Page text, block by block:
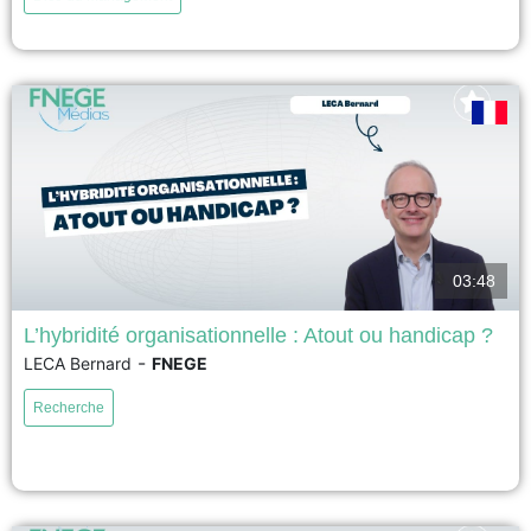
voir
17ème Prix académique de la recherche en management – Prix Syntec
Conseil 2026 – Meilleur article de recherche en management La recherche
a examiné comment les organisations hybrides équilibrent des valeurs
03:48
L’hybridité organisationnelle : Atout ou handicap ?
LECA Bernard - FNEGE
Recherche